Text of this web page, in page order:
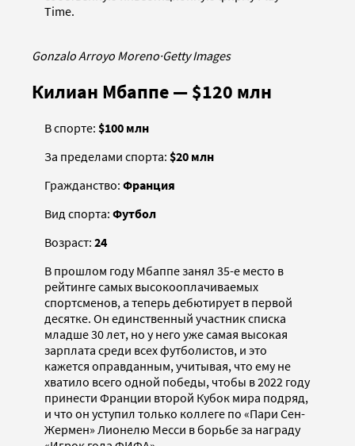
Time.
Gonzalo Arroyo Moreno·Getty Images
Килиан Мбаппе — $120 млн
В спорте: $100 млн
За пределами спорта: $20 млн
Гражданство: Франция
Вид спорта: Футбол
Возраст: 24
В прошлом году Мбаппе занял 35-е место в
рейтинге самых высокооплачиваемых
спортсменов, а теперь дебютирует в первой
десятке. Он единственный участник списка
младше 30 лет, но у него уже самая высокая
зарплата среди всех футболистов, и это
кажется оправданным, учитывая, что ему не
хватило всего одной победы, чтобы в 2022 году
принести Франции второй Кубок мира подряд,
и что он уступил только коллеге по «Пари Сен-
Жермен» Лионелю Месси в борьбе за награду